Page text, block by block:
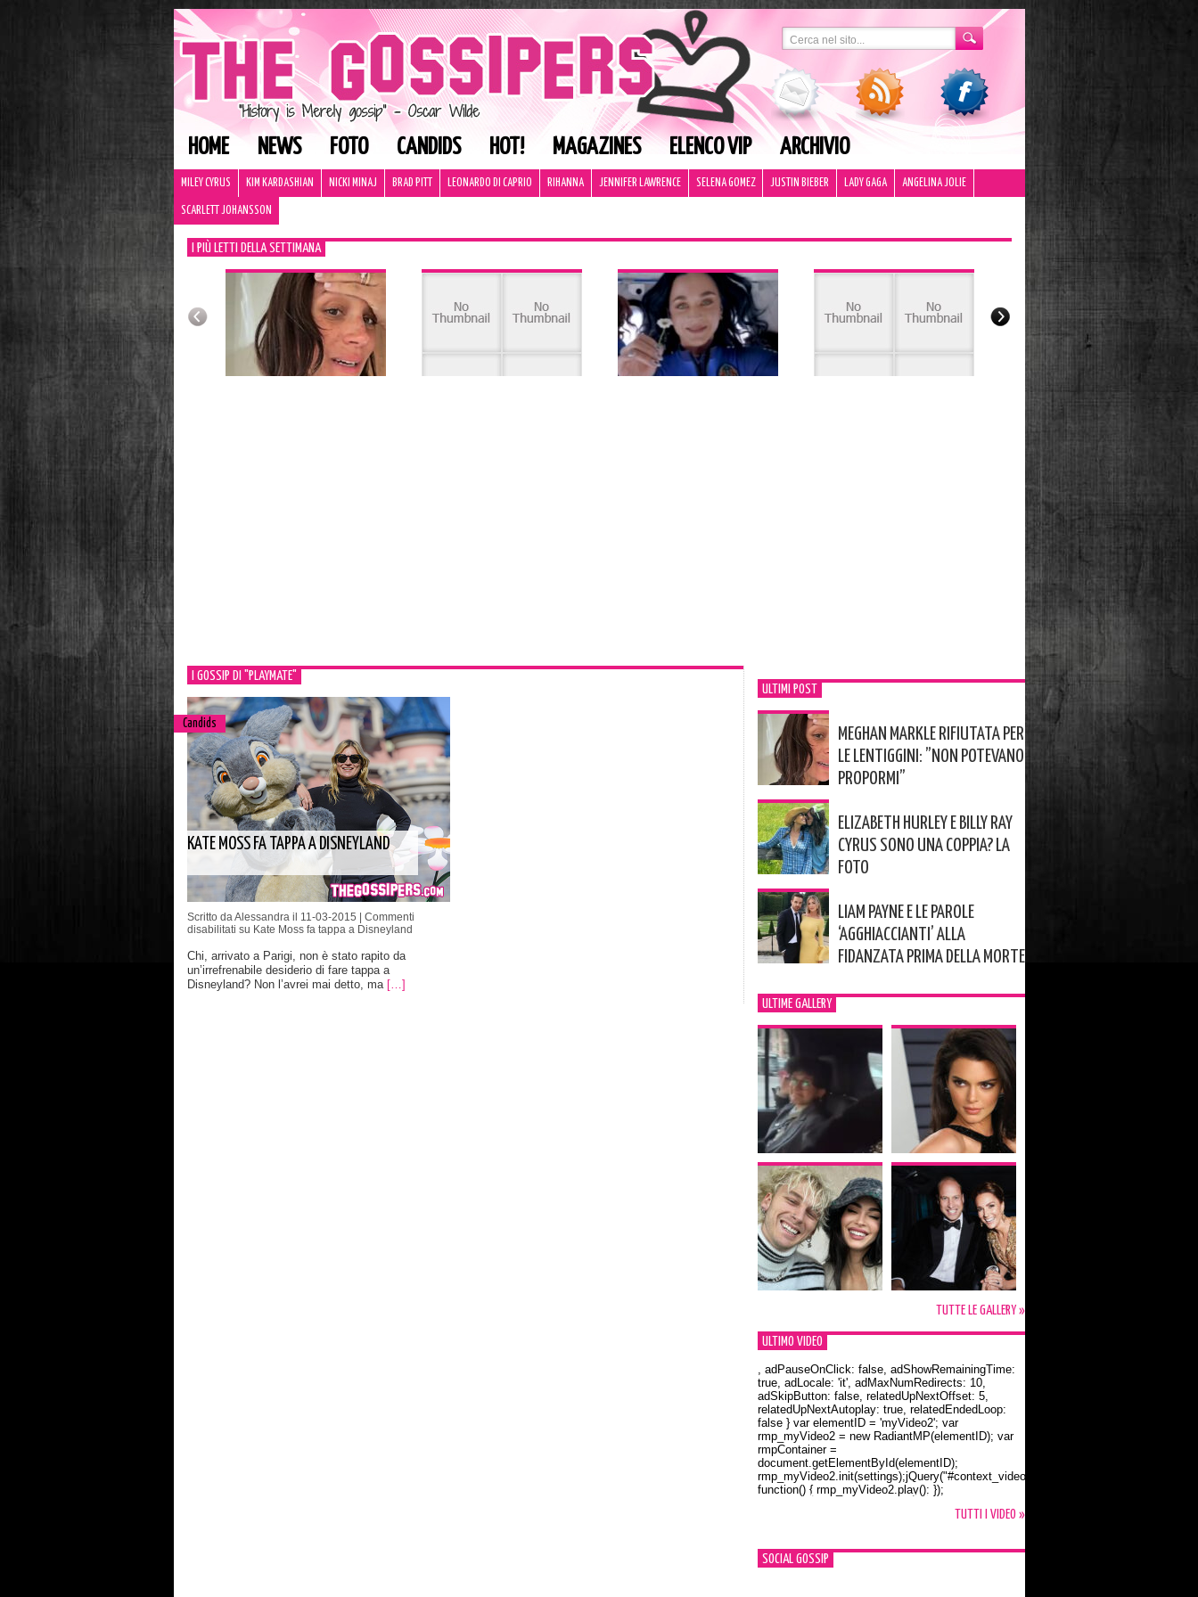
HOME NEWS FOTO CANDIDS HOT! MAGAZINES ELENCO VIP ARCHIVIO
MILEY CYRUS KIM KARDASHIAN NICKI MINAJ BRAD PITT LEONARDO DI CAPRIO RIHANNA JENNIFER LAWRENCE SELENA GOMEZ JUSTIN BIEBER LADY GAGA ANGELINA JOLIE
SCARLETT JOHANSSON
I PIÙ LETTI DELLA SETTIMANA
I GOSSIP DI "PLAYMATE"
Candids
KATE MOSS FA TAPPA A DISNEYLAND
Scritto da Alessandra il 11-03-2015 | Commenti
disabilitati su Kate Moss fa tappa a Disneyland
Chi, arrivato a Parigi, non è stato rapito da
un’irrefrenabile desiderio di fare tappa a
Disneyland? Non l’avrei mai detto, ma […]
ULTIMI POST
MEGHAN MARKLE RIFIUTATA PER
LE LENTIGGINI: ”NON POTEVANO
PROPORMI”
ELIZABETH HURLEY E BILLY RAY
CYRUS SONO UNA COPPIA? LA
FOTO
LIAM PAYNE E LE PAROLE
‘AGGHIACCIANTI’ ALLA
FIDANZATA PRIMA DELLA MORTE
ULTIME GALLERY
TUTTE LE GALLERY »
ULTIMO VIDEO
Orlando Bloom e la t-shirt dedicata a Flynn
, adPauseOnClick: false, adShowRemainingTime:
true, adLocale: 'it', adMaxNumRedirects: 10,
adSkipButton: false, relatedUpNextOffset: 5,
relatedUpNextAutoplay: true, relatedEndedLoop:
false } var elementID = 'myVideo2'; var
rmp_myVideo2 = new RadiantMP(elementID); var
rmpContainer =
document.getElementById(elementID);
rmp_myVideo2.init(settings);jQuery("#context_video2").one("mouseover",
function() { rmp_myVideo2.play(); });
TUTTI I VIDEO »
SOCIAL GOSSIP